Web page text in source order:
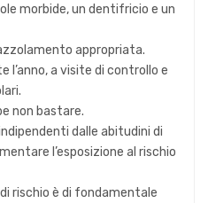
morbide, un dentifricio e un
appropriata.
l’anno, a visite di controllo e
non bastare.
dalle abitudini di
l’esposizione al rischio
rischio è di fondamentale